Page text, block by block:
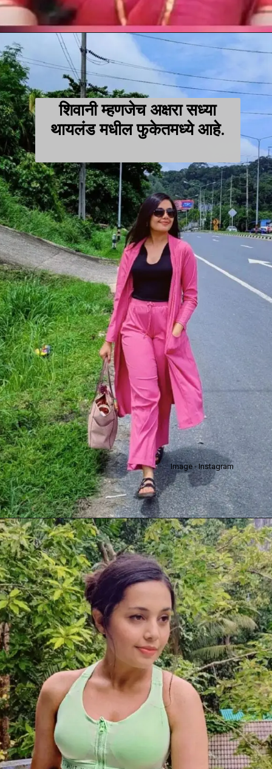
शिवानी म्हणजेच अक्षरा सध्या
थायलंड मधील फुकेतमध्ये आहे.
Image - Instagram